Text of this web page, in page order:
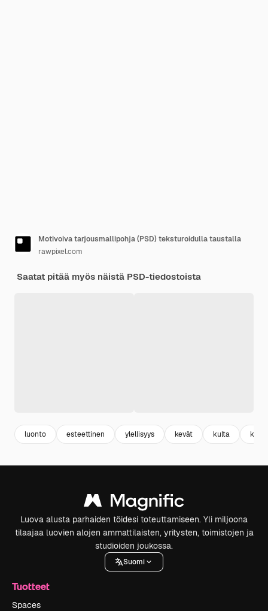
Motivoiva tarjousmallipohja (PSD) teksturoidulla taustalla
rawpixel.com
Saatat pitää myös näistä PSD-tiedostoista
luonto esteettinen ylellisyys kevät kulta
Luova alusta parhaiden töidesi toteuttamiseen. Yli miljoona
tilaajaa luovien alojen ammattilaisten, yritysten, toimistojen ja
studioiden joukossa.
Suomi
Tuotteet
Spaces